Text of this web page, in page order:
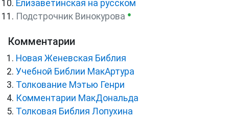
Елизаветинская на русском
Подстрочник Винокурова ●
Комментарии
Новая Женевская Библия
Учебной Библии МакАртура
Толкование Мэтью Генри
Комментарии МакДональда
Толковая Библия Лопухина